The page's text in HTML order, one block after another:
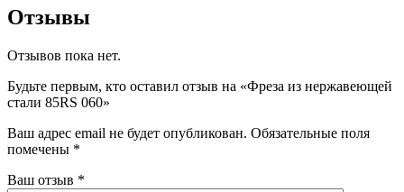
Отзывы
Отзывов пока нет.
Будьте первым, кто оставил отзыв на «Фреза из нержавеющей
стали 85RS 060»
Ваш адрес email не будет опубликован. Обязательные поля
помечены *
Ваш отзыв *